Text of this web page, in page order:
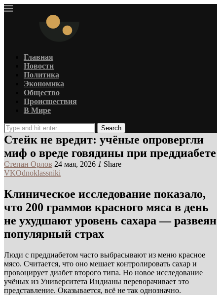
Главная
Новости
Политика
Экономика
Общество
Происшествия
В Мире
Search
Стейк не вредит: учёные опровергли
миф о вреде говядины при преддиабете
Степан Орлов 24 мая, 2026 1 Share
VKOdnoklassniki
Клиническое исследование показало,
что 200 граммов красного мяса в день
не ухудшают уровень сахара — развеян
популярный страх
Люди с преддиабетом часто выбрасывают из меню красное
мясо. Считается, что оно мешает контролировать сахар и
провоцирует диабет второго типа. Но новое исследование
учёных из Университета Индианы переворачивает это
представление. Оказывается, всё не так однозначно.